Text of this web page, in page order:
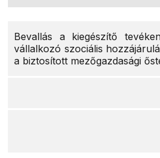
Bevallás a kiegészítő
vállalkozó szociális
a biztosított mezőgazdasági